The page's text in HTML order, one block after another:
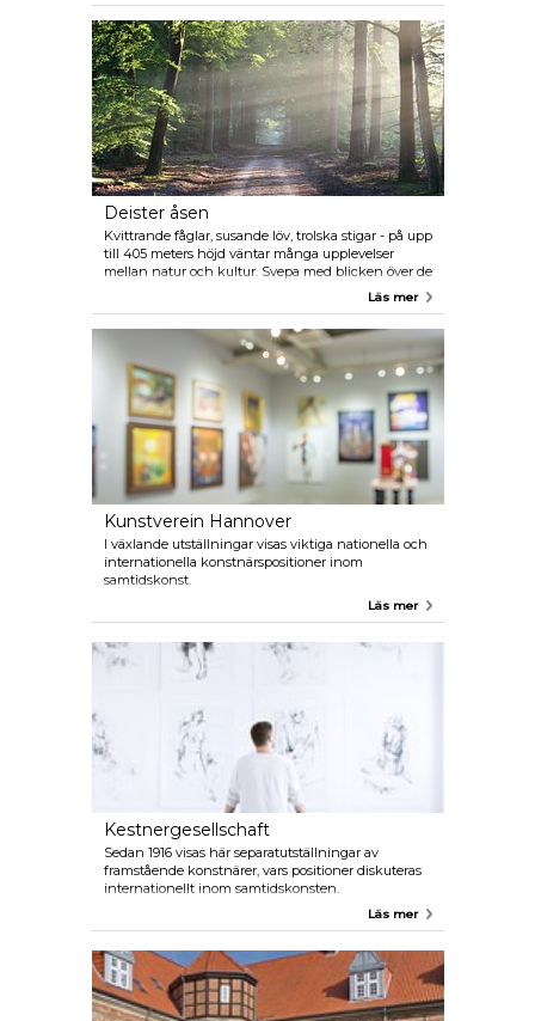
Deister åsen
Kvittrande fåglar, susande löv, trolska stigar - på upp
till 405 meters höjd väntar många upplevelser
mellan natur och kultur. Svepa med blicken över de
stora vidderna bort till Calenberger Land eller
cyklister!
Läs mer
Kunstverein Hannover
I växlande utställningar visas viktiga nationella och
internationella konstnärspositioner inom
samtidskonst.
Läs mer
Kestnergesellschaft
Sedan 1916 visas här separatutställningar av
framstående konstnärer, vars positioner diskuteras
internationellt inom samtidskonsten.
Läs mer